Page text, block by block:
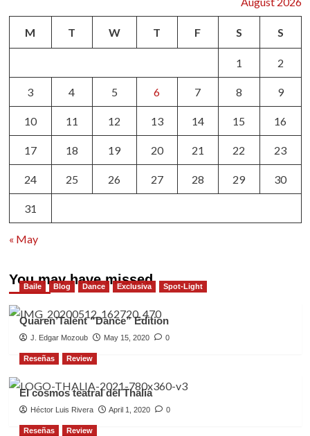
M T W T F S S
1 2
3 4 5 6 7 8 9
10 11 12 13 14 15 16
17 18 19 20 21 22 23
24 25 26 27 28 29 30
31
« May
You may have missed
Baile Blog Dance Exclusiva Spot-Light
Quaren’Talent “Dance” Edition
J. Edgar Mozoub May 15, 2020 0
Reseñas Review
El cosmos teatral del Thalia
Héctor Luis Rivera April 1, 2020 0
Reseñas Review